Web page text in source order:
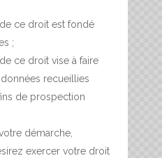
de ce droit est fondé
;
de ce droit vise à faire
recueillies
de prospection
démarche,
exercer votre droit